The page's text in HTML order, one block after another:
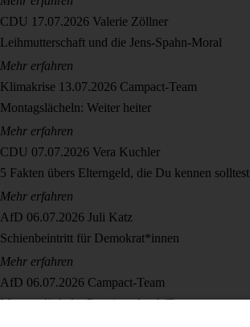
CDU 17.07.2026 Valerie Zöllner
Leihmutterschaft und die Jens-Spahn-Moral
Mehr erfahren
Klimakrise 13.07.2026 Campact-Team
Montagslächeln: Weiter heiter
Mehr erfahren
CDU 07.07.2026 Vera Kuchler
5 Fakten übers Elterngeld, die Du kennen solltest
Mehr erfahren
AfD 06.07.2026 Juli Katz
Schienbeintritt für Demokrat*innen
Mehr erfahren
AfD 06.07.2026 Campact-Team
Montagslächeln: Parteitag der AfD